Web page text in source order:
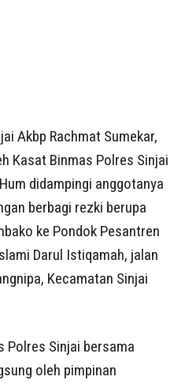
Akbp Rachmat Sumekar,
Kasat Binmas Polres Sinjai
didampingi anggotanya
berbagi rezki berupa
ke Pondok Pesantren
Darul Istiqamah, jalan
Kecamatan Sinjai
Polres Sinjai bersama
oleh pimpinan